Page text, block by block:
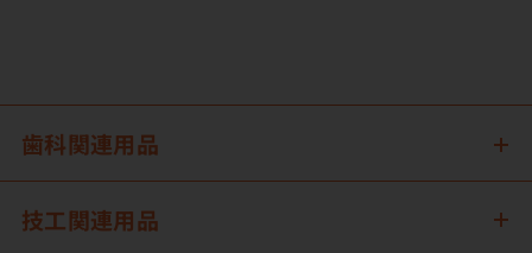
歯科関連用品
技工関連用品